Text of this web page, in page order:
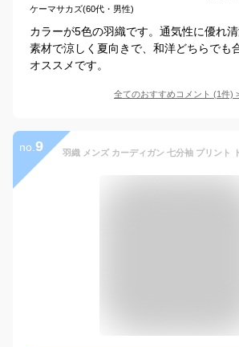
ケーマサカズ(60代・男性)
カラーが5色の羽織です。通気性に優れ
素材で涼しく夏向きで、和洋どちらでも
オススメです。
全てのおすすめコメント (1件)
no. 9